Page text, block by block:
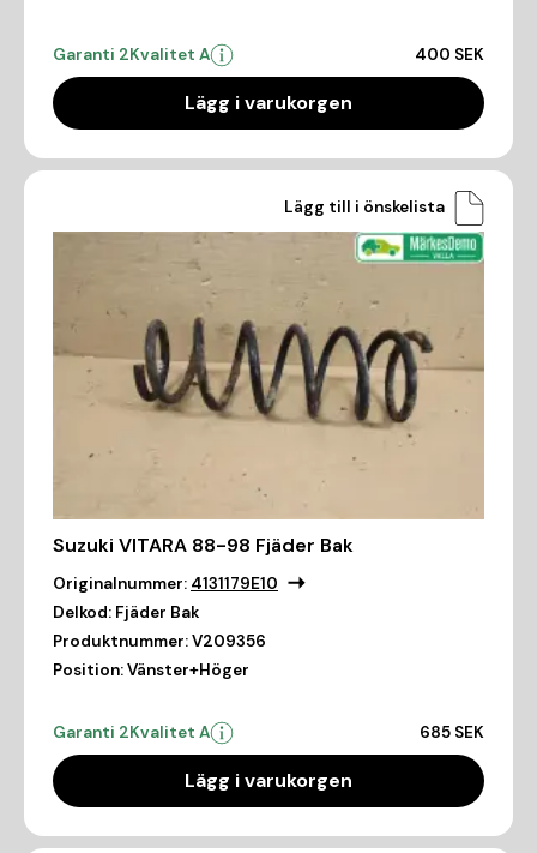
Garanti 2Kvalitet A 400 SEK
Lägg i varukorgen
Lägg till i önskelista
Suzuki VITARA 88-98 Fjäder Bak
Originalnummer: 4131179E10
Delkod: Fjäder Bak
Produktnummer:V209356
Position:Vänster+Höger
Garanti 2Kvalitet A 685 SEK
Lägg i varukorgen